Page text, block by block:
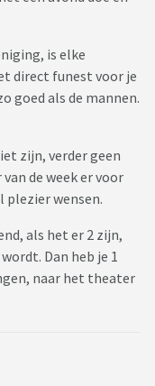
is elke
direct funest voor je
goed als de mannen.
zijn, verder geen
de week er voor
plezier wensen.
als het er 2 zijn,
Dan heb je 1
naar het theater